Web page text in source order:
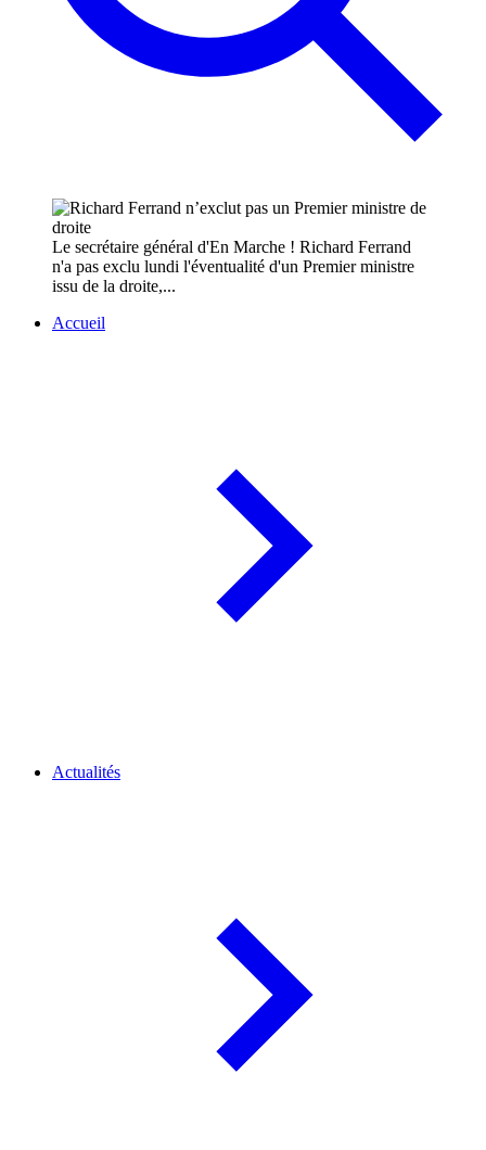
Le secrétaire général d'En Marche ! Richard Ferrand
n'a pas exclu lundi l'éventualité d'un Premier ministre
issu de la droite,...
Accueil
Actualités